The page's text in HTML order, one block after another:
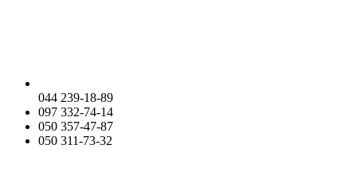
044 239-18-89
097 332-74-14
050 357-47-87
050 311-73-32